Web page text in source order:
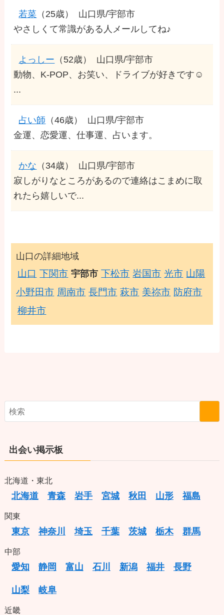
若菜 （25歳）
山口県/宇部市
やさしくて常識がある人メールしてね♪
よっしー （52歳）
山口県/宇部市
動物、K-POP、お笑い、ドライブが好きです☺️
...
占い師 （46歳）
山口県/宇部市
金運、恋愛運、仕事運、占います。
かな （34歳）
山口県/宇部市
寂しがりなところがあるので連絡はこまめに取
れたら嬉しいで...
山口の詳細地域
山口 下関市 宇部市 下松市 岩国市 光市 山陽
小野田市 周南市 長門市 萩市 美祢市 防府市
柳井市
出会い掲示板
北海道・東北
北海道 青森 岩手 宮城 秋田 山形 福島
関東
東京 神奈川 埼玉 千葉 茨城 栃木 群馬
中部
愛知 静岡 富山 石川 新潟 福井 長野
山梨 岐阜
近畿